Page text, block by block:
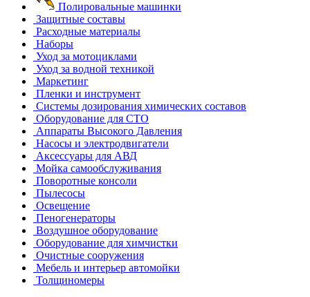
Полировальные машинки
Защитные составы
Расходные материалы
Наборы
Уход за мотоциклами
Уход за водной техникой
Маркетинг
Пленки и инструмент
Системы дозирования химических составов
Оборудование для СТО
Аппараты Высокого Давления
Насосы и электродвигатели
Аксессуары для АВД
Мойка самообслуживания
Поворотные консоли
Пылесосы
Освещение
Пеногенераторы
Воздушное оборудование
Оборудование для химчистки
Очистные сооружения
Мебель и интерьер автомойки
Толщиномеры